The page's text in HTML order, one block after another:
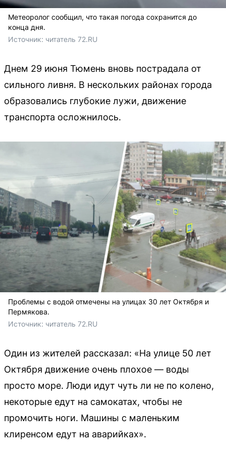
Метеоролог сообщил, что такая погода сохранится до
конца дня.
Источник: читатель 72.RU
Днем 29 июня Тюмень вновь пострадала от
сильного ливня. В нескольких районах города
образовались глубокие лужи, движение
транспорта осложнилось.
Проблемы с водой отмечены на улицах 30 лет Октября и
Пермякова.
Источник: читатель 72.RU
Один из жителей рассказал: «На улице 50 лет
Октября движение очень плохое — воды
просто море. Люди идут чуть ли не по колено,
некоторые едут на самокатах, чтобы не
промочить ноги. Машины с маленьким
клиренсом едут на аварийках».